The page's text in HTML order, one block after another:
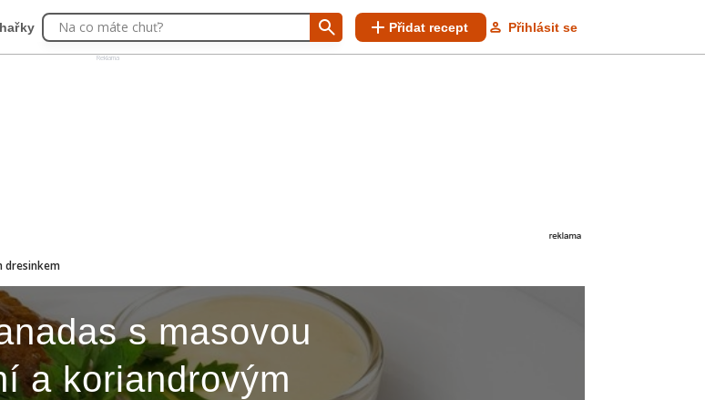
Reklama
Na co máte chuť? Přidat recept Přihlásit se
dresinkem
s masovou
a koriandrovým